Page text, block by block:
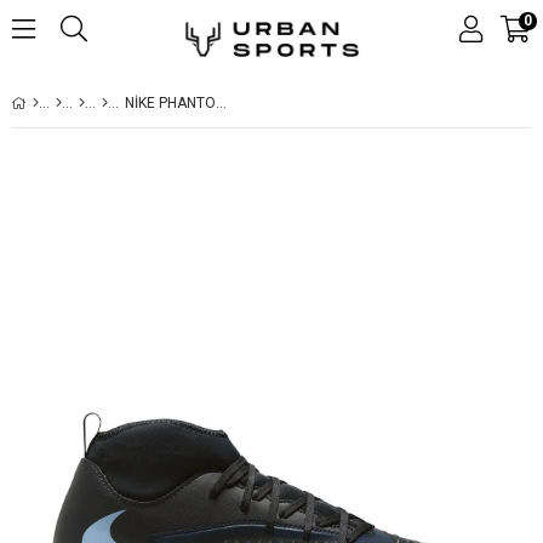
0
NIKE PHANTOM 6 HIGH CLUB TF HALI SAHA AYAKKABISI HQ2276-003